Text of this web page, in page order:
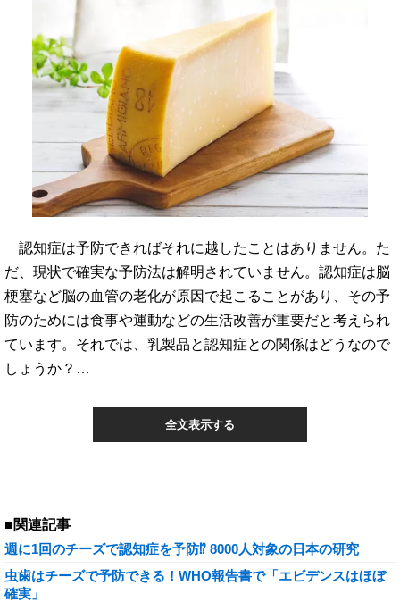
認知症は予防できればそれに越したことはありません。た
だ、現状で確実な予防法は解明されていません。認知症は脳
梗塞など脳の血管の老化が原因で起こることがあり、その予
防のためには食事や運動などの生活改善が重要だと考えられ
ています。それでは、乳製品と認知症との関係はどうなので
しょうか？…
全文表示する
■関連記事
週に1回のチーズで認知症を予防⁉ 8000人対象の日本の研究
虫歯はチーズで予防できる！WHO報告書で「エビデンスはほぼ
確実」